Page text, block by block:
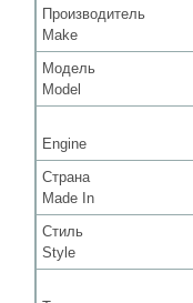
Производитель
Make
Модель
Model
Engine
Страна
Made In
Стиль
Style